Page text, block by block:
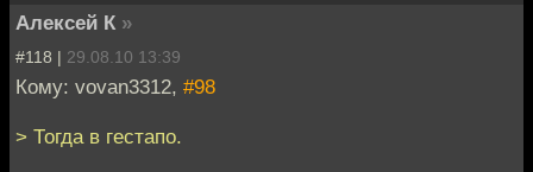
Алексей К »
#118 | 29.08.10 13:39
Кому: vovan3312, #98
> Тогда в гестапо.